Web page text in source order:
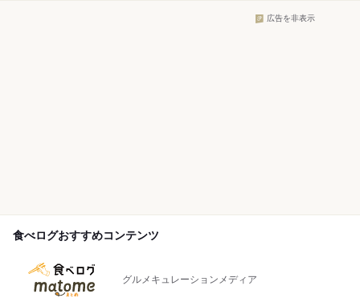
広告を非表示
食べログおすすめコンテンツ
グルメキュレーションメディア